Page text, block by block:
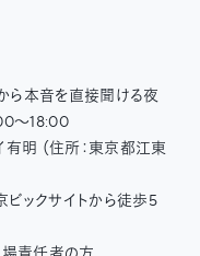
ら本音を直接聞ける夜
〜18:00
有明 （住所：東京都江東
ックサイトから徒歩5